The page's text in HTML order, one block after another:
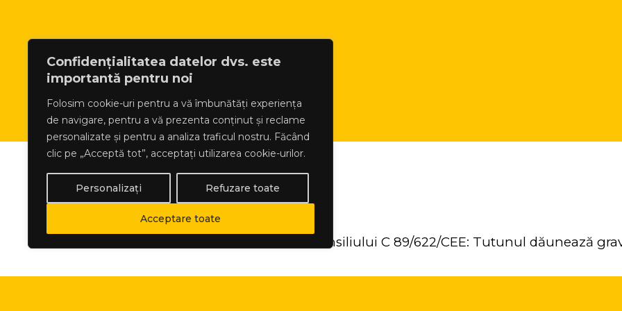
Confidențialitatea datelor dvs. este
importantă pentru noi
Folosim cookie-uri pentru a vă îmbunătăți experiența
de navigare, pentru a vă prezenta conținut și reclame
personalizate și pentru a analiza traficul nostru. Făcând
clic pe „Acceptă tot”, acceptați utilizarea cookie-urilor.
Personalizați Refuzare toate
Acceptare toate
Directiva Consiliului C 89/622/CEE: Tutunul dăunează